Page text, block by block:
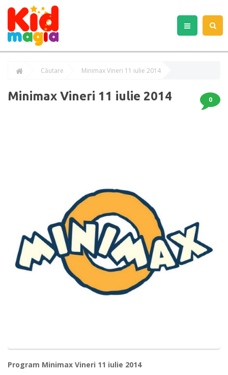
Căutare Minimax Vineri 11 iulie 2014
Minimax Vineri 11 iulie 2014 0
Program Minimax Vineri 11 iulie 2014